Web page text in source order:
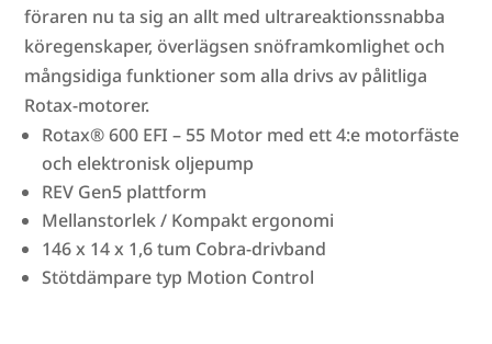
föraren nu ta sig an allt med ultrareaktionssnabba
köregenskaper, överlägsen snöframkomlighet och
mångsidiga funktioner som alla drivs av pålitliga
Rotax-motorer.
Rotax® 600 EFI – 55 Motor med ett 4:e motorfäste
och elektronisk oljepump
REV Gen5 plattform
Mellanstorlek / Kompakt ergonomi
146 x 14 x 1,6 tum Cobra-drivband
Stötdämpare typ Motion Control